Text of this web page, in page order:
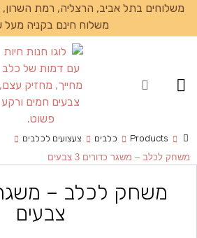
משלוחים בתל אביב, הרצליה, רמת השרון,
משלוח חינם בקניה מעל 250₪
Products כלבים
צעצועים לכלבים
משחק לכלב – משגר כדורים 3 צבעים
צבעים